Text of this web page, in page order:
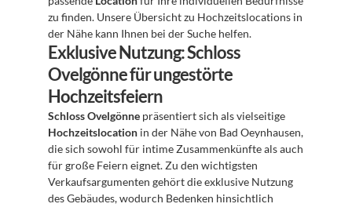
zu finden. Unsere Übersicht zu Hochzeitslocations in
der Nähe kann Ihnen bei der Suche helfen.
Exklusive Nutzung: Schloss
Ovelgönne für ungestörte
Hochzeitsfeiern
Schloss Ovelgönne
Hochzeitslocation in der Nähe von Bad Oeynhausen,
die sich sowohl für intime Zusammenkünfte als auch
für große Feiern eignet. Zu den wichtigsten
Verkaufsargumenten gehört die exklusive Nutzung
des Gebäudes, wodurch Bedenken hinsichtlich